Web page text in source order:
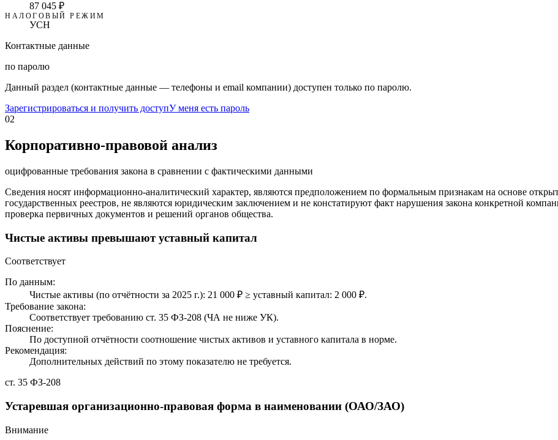
87 045 ₽
НАЛОГОВЫЙ РЕЖИМ
УСН
Контактные данные
по паролю
Данный раздел (контактные данные — телефоны и email компании) доступен только по паролю.
Зарегистрироваться и получить доступУ меня есть пароль
02
Корпоративно-правовой анализ
оцифрованные требования закона в сравнении с фактическими данными
Сведения носят информационно-аналитический характер, являются предположением по формальным признакам на основе
государственных реестров, не являются юридическим заключением и не констатируют факт нарушения закона конкретной
проверка первичных документов и решений органов общества.
Чистые активы превышают уставный капитал
Соответствует
По данным:
Чистые активы (по отчётности за 2025 г.): 21 000 ₽ ≥ уставный капитал: 2 000 ₽.
Требование закона:
Соответствует требованию ст. 35 ФЗ-208 (ЧА не ниже УК).
Пояснение:
По доступной отчётности соотношение чистых активов и уставного капитала в норме.
Рекомендация:
Дополнительных действий по этому показателю не требуется.
ст. 35 ФЗ-208
Устаревшая организационно-правовая форма в наименовании (ОАО/ЗАО)
Внимание